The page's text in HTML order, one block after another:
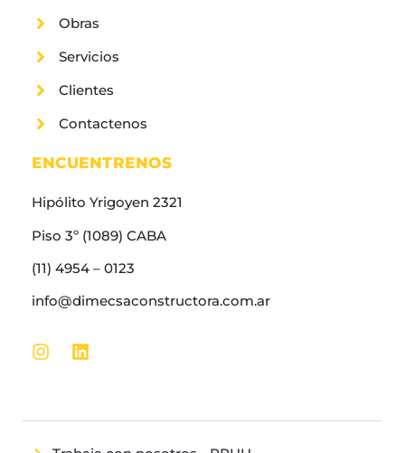
Obras
Servicios
Clientes
Contactenos
ENCUENTRENOS
Hipólito Yrigoyen 2321
Piso 3º (1089) CABA
(11) 4954 – 0123
info@dimecsaconstructora.com.ar